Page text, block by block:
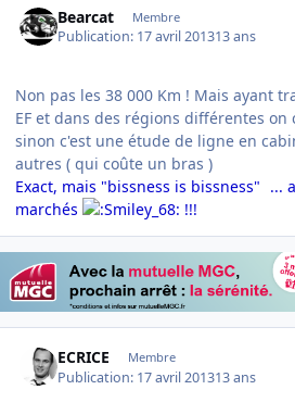
Bearcat Membre
Publication: 17 avril 201313 ans
Non pas les 38 000 Km ! Mais ayant
EF et dans des régions différentes on
sinon c'est une étude de ligne en
autres ( qui coûte un bras )
Exact, mais "bissness is bissness" ...
marchés
!!!
ECRICE Membre
Publication: 17 avril 201313 ans